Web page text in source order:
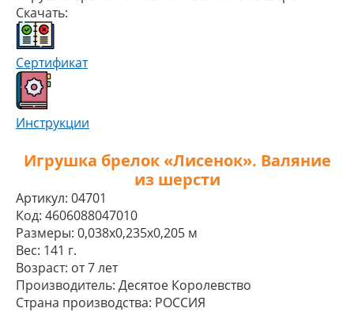
Скачать:
Сертификат
Инструкции
Игрушка брелок «Лисенок». Валяние
из шерсти
Артикул: 04701
Код: 4606088047010
Размеры: 0,038x0,235x0,205 м
Вес: 141 г.
Возраст: от 7 лет
Производитель: Десятое Королевство
Страна производства: РОССИЯ